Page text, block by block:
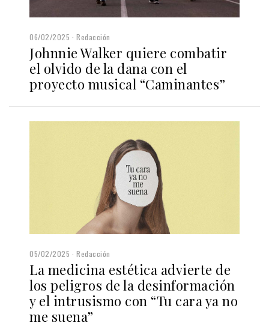
06/02/2025 Redacción
Johnnie Walker quiere combatir
el olvido de la dana con el
proyecto musical “Caminantes”
05/02/2025 Redacción
La medicina estética advierte de
los peligros de la desinformación
y el intrusismo con “Tu cara ya no
me suena”